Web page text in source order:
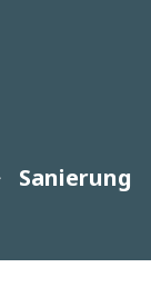
Sanierung